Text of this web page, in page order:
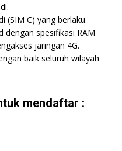
(SIM C) yang berlaku.
dengan spesifikasi RAM
jaringan 4G.
baik seluruh wilayah
mendaftar :